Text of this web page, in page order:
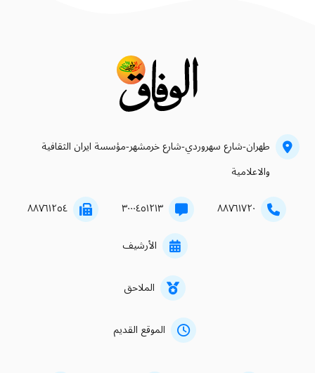
طهران-شارع سهروردي-شارع خرمشهر-مؤسسة ايران الثقافية
والاعلامية
۸۸۷٦۱۷۲۰ ۳۰۰۰٤٥۱۲۱۳ ۸۸۷٦۱۲٥٤
الأرشيف
الملاحق
الموقع القديم